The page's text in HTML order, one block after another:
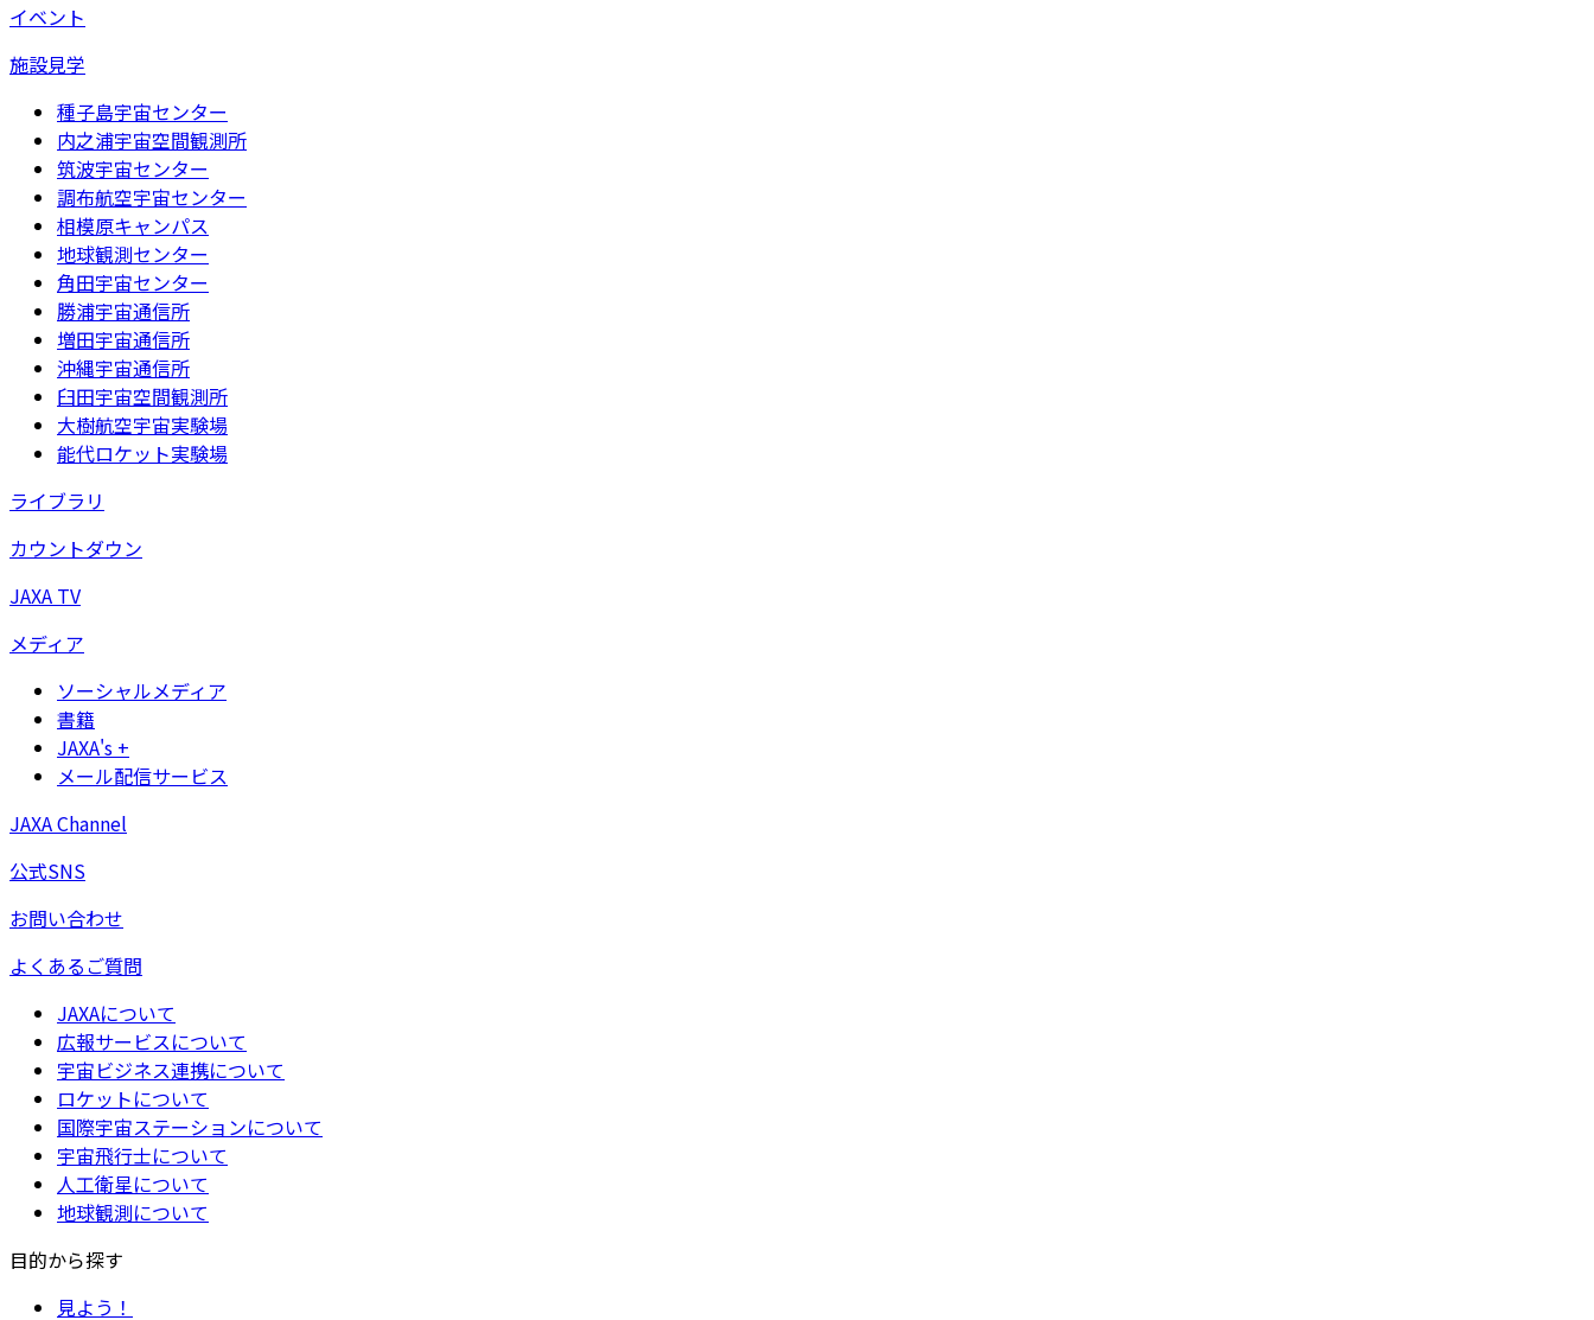
イベント
施設見学
種子島宇宙センター
内之浦宇宙空間観測所
筑波宇宙センター
調布航空宇宙センター
相模原キャンパス
地球観測センター
角田宇宙センター
勝浦宇宙通信所
増田宇宙通信所
沖縄宇宙通信所
臼田宇宙空間観測所
大樹航空宇宙実験場
能代ロケット実験場
ライブラリ
カウントダウン
JAXA TV
メディア
ソーシャルメディア
書籍
JAXA's +
メール配信サービス
JAXA Channel
公式SNS
お問い合わせ
よくあるご質問
JAXAについて
広報サービスについて
宇宙ビジネス連携について
ロケットについて
国際宇宙ステーションについて
宇宙飛行士について
人工衛星について
地球観測について
目的から探す
見よう！